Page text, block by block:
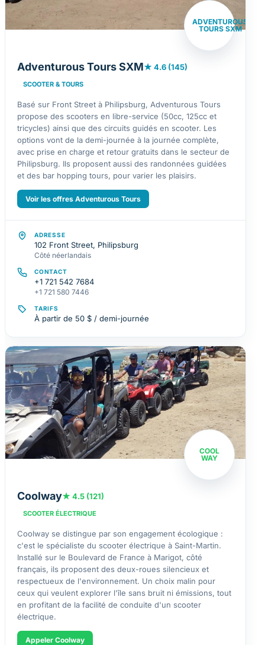
ADVENTUROUS
TOURS SXM
Adventurous Tours SXM★ 4.6 (145)
SCOOTER & TOURS
Basé sur Front Street à Philipsburg, Adventurous Tours
propose des scooters en libre-service (50cc, 125cc et
tricycles) ainsi que des circuits guidés en scooter. Les
options vont de la demi-journée à la journée complète,
avec prise en charge et retour gratuits dans le secteur de
Philipsburg. Ils proposent aussi des randonnées guidées
et des bar hopping tours, pour varier les plaisirs.
Voir les offres Adventurous Tours
ADRESSE
102 Front Street, Philipsburg
Côté néerlandais
CONTACT
+1 721 542 7684
+1 721 580 7446
TARIFS
À partir de 50 $ / demi-journée
COOL
WAY
Coolway★ 4.5 (121)
SCOOTER ÉLECTRIQUE
Coolway se distingue par son engagement écologique :
c'est le spécialiste du scooter électrique à Saint-Martin.
Installé sur le Boulevard de France à Marigot, côté
français, ils proposent des deux-roues silencieux et
respectueux de l'environnement. Un choix malin pour
ceux qui veulent explorer l'île sans bruit ni émissions, tout
en profitant de la facilité de conduite d'un scooter
électrique.
Appeler Coolway